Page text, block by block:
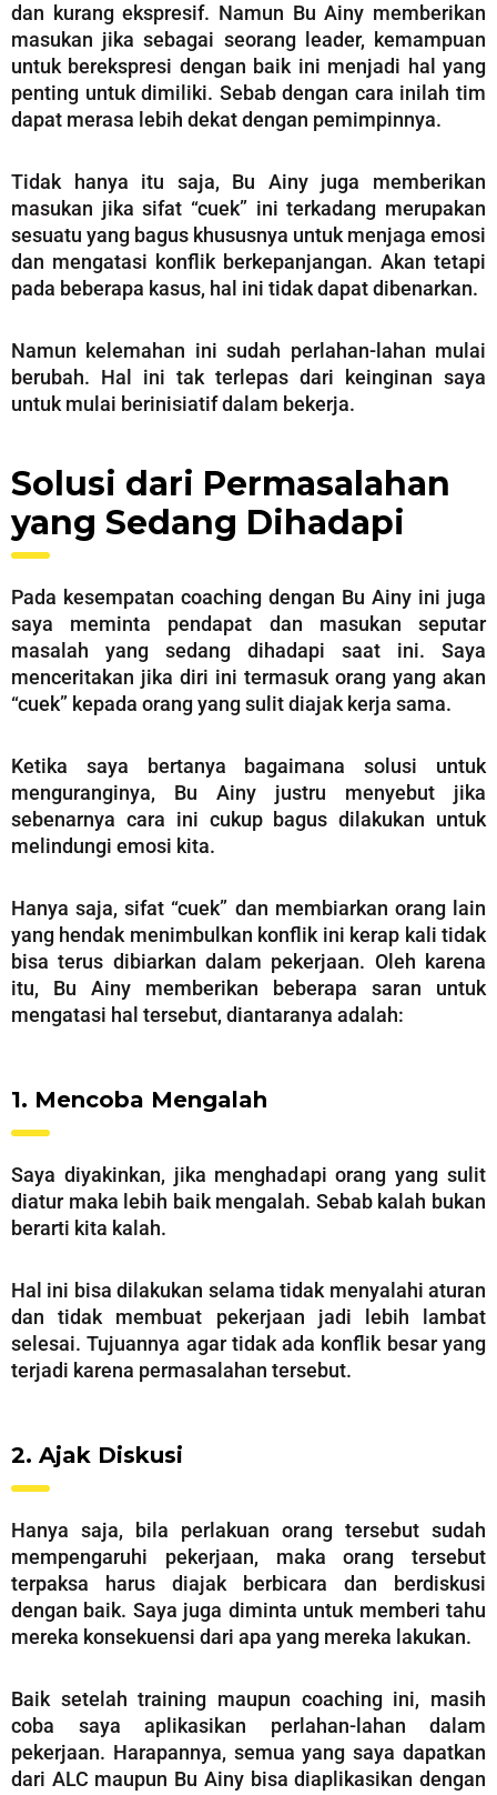
dan kurang ekspresif. Namun Bu Ainy memberikan
masukan jika sebagai seorang leader, kemampuan
untuk berekspresi dengan baik ini menjadi hal yang
penting untuk dimiliki. Sebab dengan cara inilah tim
dapat merasa lebih dekat dengan pemimpinnya.
Tidak hanya itu saja, Bu Ainy juga memberikan
masukan jika sifat “cuek” ini terkadang merupakan
sesuatu yang bagus khususnya untuk menjaga emosi
dan mengatasi konflik berkepanjangan. Akan tetapi
pada beberapa kasus, hal ini tidak dapat dibenarkan.
Namun kelemahan ini sudah perlahan-lahan mulai
berubah. Hal ini tak terlepas dari keinginan saya
untuk mulai berinisiatif dalam bekerja.
Solusi dari Permasalahan
yang Sedang Dihadapi
Pada kesempatan coaching dengan Bu Ainy ini juga
saya meminta pendapat dan masukan seputar
masalah yang sedang dihadapi saat ini. Saya
menceritakan jika diri ini termasuk orang yang akan
“cuek” kepada orang yang sulit diajak kerja sama.
Ketika saya bertanya bagaimana solusi untuk
menguranginya, Bu Ainy justru menyebut jika
sebenarnya cara ini cukup bagus dilakukan untuk
melindungi emosi kita.
Hanya saja, sifat “cuek” dan membiarkan orang lain
yang hendak menimbulkan konflik ini kerap kali tidak
bisa terus dibiarkan dalam pekerjaan. Oleh karena
itu, Bu Ainy memberikan beberapa saran untuk
mengatasi hal tersebut, diantaranya adalah:
1. Mencoba Mengalah
Saya diyakinkan, jika menghadapi orang yang sulit
diatur maka lebih baik mengalah. Sebab kalah bukan
berarti kita kalah.
Hal ini bisa dilakukan selama tidak menyalahi aturan
dan tidak membuat pekerjaan jadi lebih lambat
selesai. Tujuannya agar tidak ada konflik besar yang
terjadi karena permasalahan tersebut.
2. Ajak Diskusi
Hanya saja, bila perlakuan orang tersebut sudah
mempengaruhi pekerjaan, maka orang tersebut
terpaksa harus diajak berbicara dan berdiskusi
dengan baik. Saya juga diminta untuk memberi tahu
mereka konsekuensi dari apa yang mereka lakukan.
Baik setelah training maupun coaching ini, masih
coba saya aplikasikan perlahan-lahan dalam
pekerjaan. Harapannya, semua yang saya dapatkan
dari ALC maupun Bu Ainy bisa diaplikasikan dengan